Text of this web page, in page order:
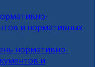
и нормативных
нормативно-
и